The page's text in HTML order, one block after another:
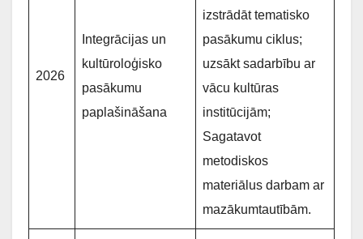
2026
Integrācijas un
kultūroloģisko
pasākumu
paplašināšana
izstrādāt tematisko
pasākumu ciklus;
uzsākt sadarbību ar
vācu kultūras
institūcijām;
Sagatavot
metodiskos
materiālus darbam ar
mazākumtautībām.